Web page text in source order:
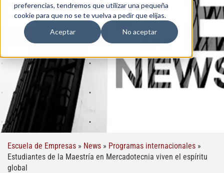
preferencias, tendremos que utilizar una pequeña
cookie para que no se te vuelva a pedir que elijas.
Aceptar
No aceptar
Escuela de Empresas » News » Programas internacionales »
Estudiantes de la Maestría en Mercadotecnia viven el espíritu
global